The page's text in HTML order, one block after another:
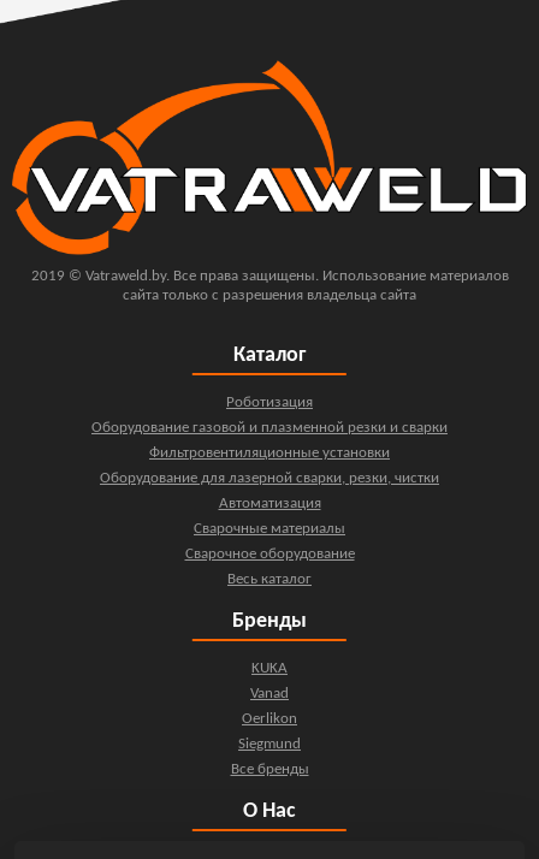
2019 © Vatraweld.by. Все права защищены. Использование материалов
сайта только с разрешения владельца сайта
Каталог
Роботизация
Оборудование газовой и плазменной резки и сварки
Фильтровентиляционные установки
Оборудование для лазерной сварки, резки, чистки
Автоматизация
Сварочные материалы
Сварочное оборудование
Весь каталог
Бренды
KUKA
Vanad
Oerlikon
Siegmund
Все бренды
О Нас